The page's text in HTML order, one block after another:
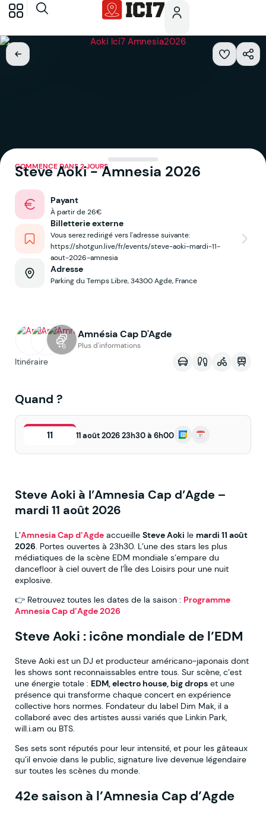
COMMENCE DANS 2 JOURS
Steve Aoki - Amnesia 2026
Payant
À partir de 26€
Billetterie externe
Vous serez redirigé vers l'adresse suivante:
https://shotgun.live/fr/events/steve-aoki-mardi-11-
aout-2026-amnesia
Adresse
Parking du Temps Libre, 34300 Agde, France
+6
Amnésia Cap D'Agde
Plus d'informations
Voir sur la map
Itinéraire
Quand ?
11 11 août 2026 23h30 à 6h00
Steve Aoki à l’Amnesia Cap d’Agde –
mardi 11 août 2026
L’Amnesia Cap d’Agde accueille Steve Aoki le mardi 11 août
2026. Portes ouvertes à 23h30. L’une des stars les plus
médiatiques de la scène EDM mondiale s’empare du
dancefloor à ciel ouvert de l’Île des Loisirs pour une nuit
explosive.
👉 Retrouvez toutes les dates de la saison : Programme
Amnesia Cap d’Agde 2026
Steve Aoki : icône mondiale de l’EDM
Steve Aoki est un DJ et producteur américano-japonais dont
les shows sont reconnaissables entre tous. Sur scène, c’est
une énergie totale : EDM, electro house, big drops et une
présence qui transforme chaque concert en expérience
collective hors normes. Fondateur du label Dim Mak, il a
collaboré avec des artistes aussi variés que Linkin Park,
will.i.am ou BTS.
Ses sets sont réputés pour leur intensité, et pour les gâteaux
qu’il envoie dans le public, signature live devenue légendaire
sur toutes les scènes du monde.
42e saison à l’Amnesia Cap d’Agde